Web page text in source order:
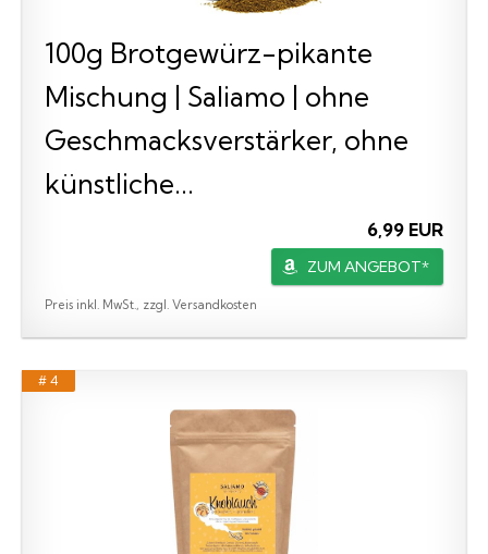
100g Brotgewürz-pikante
Mischung | Saliamo | ohne
Geschmacksverstärker, ohne
künstliche...
6,99 EUR
ZUM ANGEBOT*
Preis inkl. MwSt., zzgl. Versandkosten
# 4